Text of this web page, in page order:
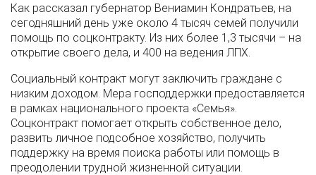
Как рассказал губернатор Вениамин Кондратьев, на
сегодняшний день уже около 4 тысяч семей получили
помощь по соцконтракту. Из них более 1,3 тысячи – на
открытие своего дела, и 400 на ведения ЛПХ.
Социальный контракт могут заключить граждане с
низким доходом. Мера господдержки предоставляется
в рамках национального проекта «Семья».
Соцконтракт помогает открыть собственное дело,
развить личное подсобное хозяйство, получить
поддержку на время поиска работы или помощь в
преодолении трудной жизненной ситуации.